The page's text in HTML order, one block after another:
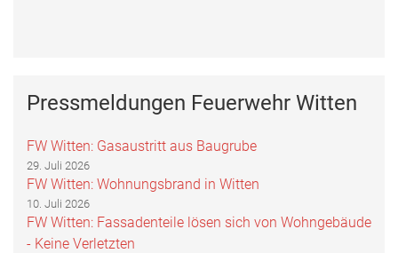
Pressmeldungen Feuerwehr Witten
FW Witten: Gasaustritt aus Baugrube
29. Juli 2026
FW Witten: Wohnungsbrand in Witten
10. Juli 2026
FW Witten: Fassadenteile lösen sich von Wohngebäude
- Keine Verletzten